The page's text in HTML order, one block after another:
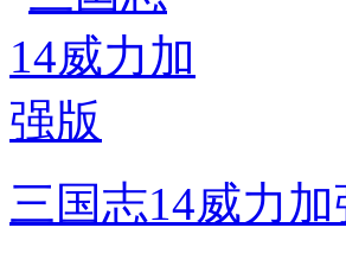
三国志14威力加